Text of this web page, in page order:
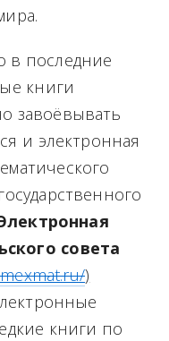
в последние
книги
завоёвывать
и электронная
совета
)
книги по